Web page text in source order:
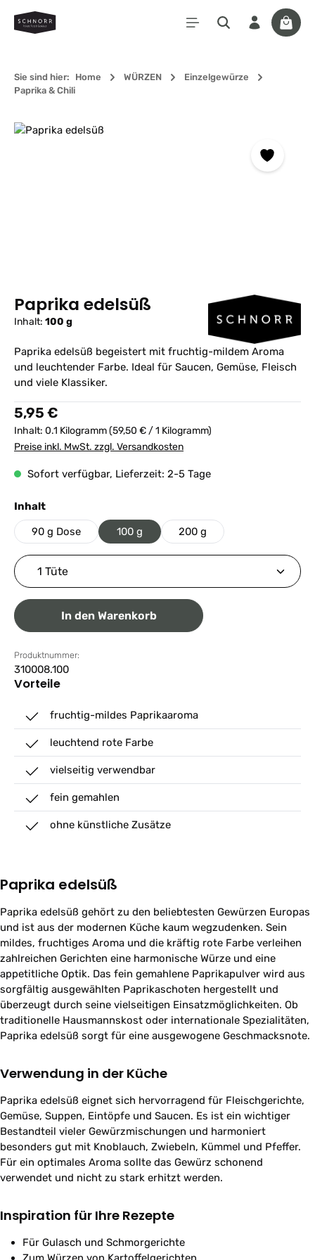
Zum Hauptinhalt springen
Sie sind hier: Home WÜRZEN
Einzelgewürze
Paprika & Chili
Bildergalerie überspringen
Paprika edelsüß
Inhalt: 100 g
Paprika edelsüß begeistert mit fruchtig-mildem Aroma
und leuchtender Farbe. Ideal für Saucen, Gemüse, Fleisch
und viele Klassiker.
Regulärer Preis:
5,95 €
Inhalt: 0.1 Kilogramm(59,50 € / 1 Kilogramm)
Preise inkl. MwSt. zzgl. Versandkosten
Sofort verfügbar, Lieferzeit: 2-5 Tage
Inhaltauswählen
90 g Dose 100 g 200 g
Produkt Anzahl: Gib den gewünschten Wert ein
In den Warenkorb
Produktnummer:
310008.100
Vorteile
fruchtig-mildes Paprikaaroma
leuchtend rote Farbe
vielseitig verwendbar
fein gemahlen
ohne künstliche Zusätze
Paprika edelsüß
Paprika edelsüß gehört zu den beliebtesten Gewürzen Europas
und ist aus der modernen Küche kaum wegzudenken. Sein
mildes, fruchtiges Aroma und die kräftig rote Farbe verleihen
zahlreichen Gerichten eine harmonische Würze und eine
appetitliche Optik. Das fein gemahlene Paprikapulver wird aus
sorgfältig ausgewählten Paprikaschoten hergestellt und
überzeugt durch seine vielseitigen Einsatzmöglichkeiten. Ob
traditionelle Hausmannskost oder internationale Spezialitäten,
Paprika edelsüß sorgt für eine ausgewogene Geschmacksnote.
Verwendung in der Küche
Paprika edelsüß eignet sich hervorragend für Fleischgerichte,
Gemüse, Suppen, Eintöpfe und Saucen. Es ist ein wichtiger
Bestandteil vieler Gewürzmischungen und harmoniert
besonders gut mit Knoblauch, Zwiebeln, Kümmel und Pfeffer.
Für ein optimales Aroma sollte das Gewürz schonend
verwendet und nicht zu stark erhitzt werden.
Inspiration für Ihre Rezepte
Für Gulasch und Schmorgerichte